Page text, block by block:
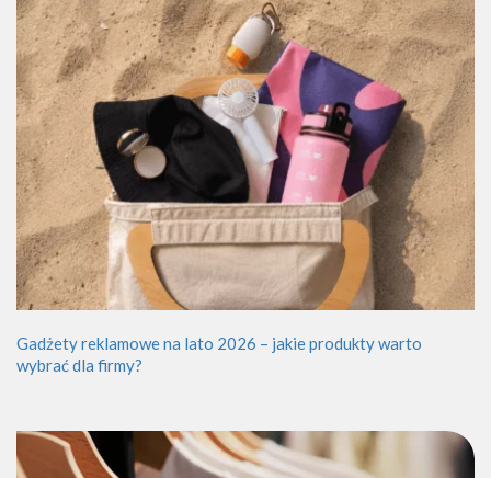
Gadżety reklamowe na lato 2026 – jakie produkty warto
wybrać dla firmy?